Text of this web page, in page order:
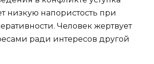
низкую напористость при
Человек жертвует
ради интересов другой